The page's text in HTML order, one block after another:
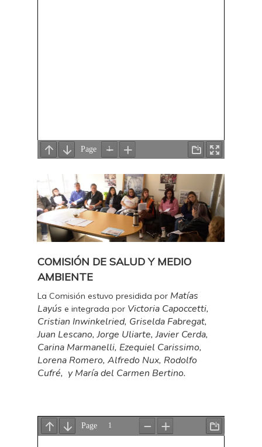
COMISIÓN DE SALUD Y MEDIO
AMBIENTE
La Comisión estuvo presidida por Matías
Layús e integrada por Victoria Capoccetti,
Cristian Inwinkelried, Griselda Fabregat,
Juan Lescano, Jorge Uliarte, Javier Cerda,
Carina Marmanelli, Ezequiel Carissimo,
Lorena Romero, Alfredo Nux, Rodolfo
Cufré, y María del Carmen Bertino.